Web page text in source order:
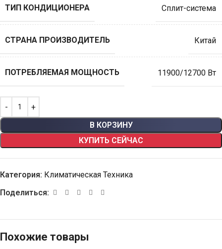
ТИП КОНДИЦИОНЕРА Сплит-система
СТРАНА ПРОИЗВОДИТЕЛЬ Китай
ПОТРЕБЛЯЕМАЯ МОЩНОСТЬ 11900/12700 Вт
В КОРЗИНУ
КУПИТЬ СЕЙЧАС
Категория: Климатическая Техника
Поделиться:
Похожие товары